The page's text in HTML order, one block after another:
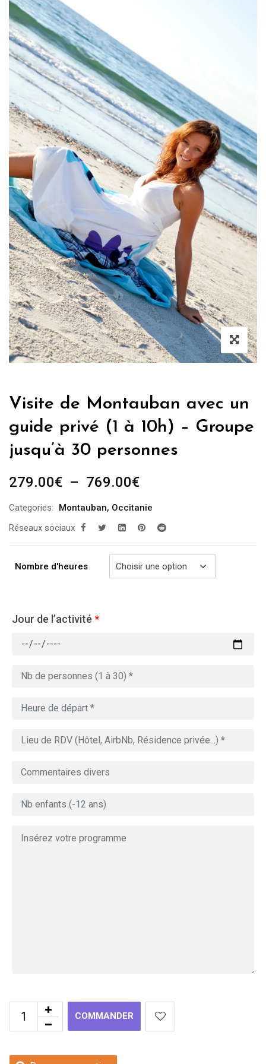
Visite de Montauban avec un
guide privé (1 à 10h) – Groupe
jusqu’à 30 personnes
279.00€ – 769.00€Plage
prix :
279.00€
769.00€
Categories: Montauban, Occitanie
Réseaux sociaux
Nombre d'heures
Jour de l’activité *
COMMANDER